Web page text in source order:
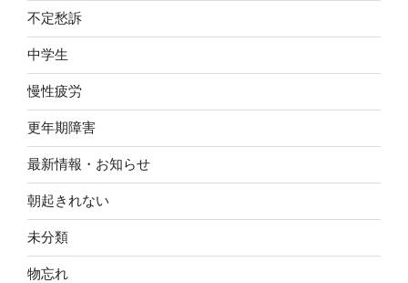
不定愁訴
中学生
慢性疲労
更年期障害
最新情報・お知らせ
朝起きれない
未分類
物忘れ